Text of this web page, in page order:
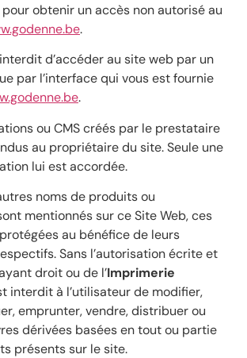
obtenir un accès non autorisé au
.
d’accéder au site web par un
par l’interface qui vous est fournie
.
ou CMS créés par le prestataire
au propriétaire du site. Seule une
lui est accordée.
noms de produits ou
mentionnés sur ce Site Web, ces
au bénéfice de leurs
Sans l’autorisation écrite et
droit ou de l’Imprimerie
interdit à l’utilisateur de modifier,
emprunter, vendre, distribuer ou
dérivées basées en tout ou partie
présents sur le site.